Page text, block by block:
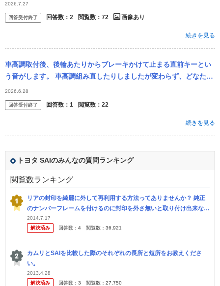
2026.7.27
回答受付終了 回答数： 2 閲覧数： 72 画像あり
続きを見る
車高調取付後、後輪あたりからブレーキかけて止まる直前キーとい
う音がします。 車高調組み直したりしましたが変わらず、どなたか
想定できる原因教えてください。 車種はトヨタSAI後期です。
2026.6.28
回答受付終了 回答数： 1 閲覧数： 22
続きを見る
トヨタ SAIのみんなの質問ランキング
閲覧数ランキング
リアの封印を綺麗に外して再利用する方法ってありませんか？ 純正
のナンバーフレームを付けるのに封印を外さ無いと取り付け出来ない
みたいです。 車種は2010年式のSAIです
2014.7.17
解決済み
回答数： 4 閲覧数： 36,921
カムリとSAIを比較した際のそれぞれの長所と短所をお教えくださ
い。
2013.4.28
解決済み
回答数： 3 閲覧数： 27,750